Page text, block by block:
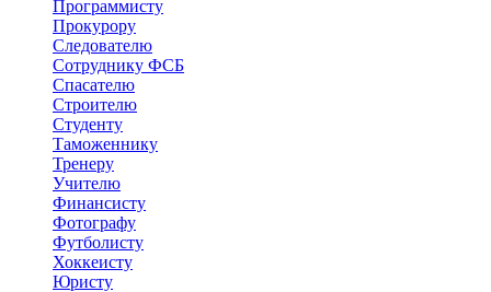
Программисту
Прокурору
Следователю
Сотруднику ФСБ
Спасателю
Строителю
Студенту
Таможеннику
Тренеру
Учителю
Финансисту
Фотографу
Футболисту
Хоккеисту
Юристу